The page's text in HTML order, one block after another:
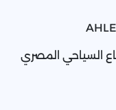
السياحي المصري